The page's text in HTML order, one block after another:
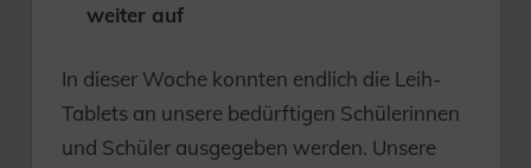
weiter auf
In dieser Woche konnten endlich die Leih-
Tablets an unsere bedürftigen Schülerinnen
und Schüler ausgegeben werden. Unsere